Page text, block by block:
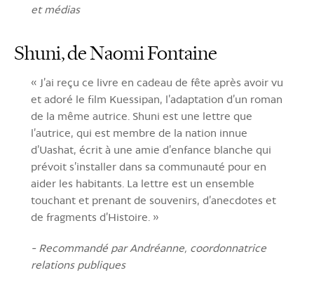
et médias
Shuni, de Naomi Fontaine
« J’ai reçu ce livre en cadeau de fête après avoir vu
et adoré le film Kuessipan, l’adaptation d’un roman
de la même autrice. Shuni est une lettre que
l’autrice, qui est membre de la nation innue
d’Uashat, écrit à une amie d’enfance blanche qui
prévoit s’installer dans sa communauté pour en
aider les habitants. La lettre est un ensemble
touchant et prenant de souvenirs, d’anecdotes et
de fragments d’Histoire. »
- Recommandé par Andréanne, coordonnatrice
relations publiques